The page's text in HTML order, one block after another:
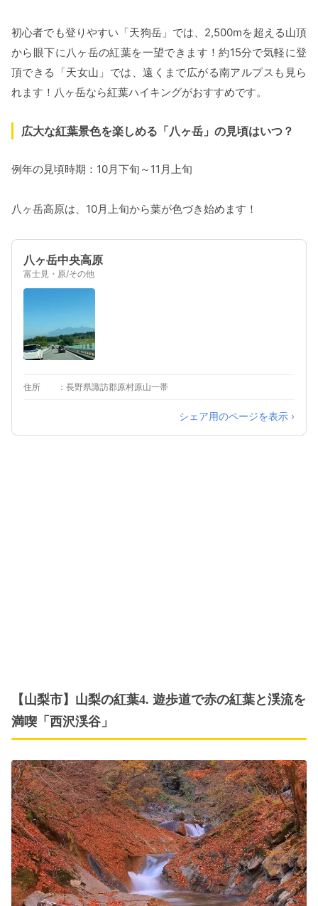
初心者でも登りやすい「天狗岳」では、2,500mを超える山頂
から眼下に八ヶ岳の紅葉を一望できます！約15分で気軽に登
頂できる「天女山」では、遠くまで広がる南アルプスも見ら
れます！八ヶ岳なら紅葉ハイキングがおすすめです。
広大な紅葉景色を楽しめる「八ヶ岳」の見頃はいつ？
例年の見頃時期：10月下旬～11月上旬
八ヶ岳高原は、10月上旬から葉が色づき始めます！
八ヶ岳中央高原
富士見・原/その他
住所 長野県諏訪郡原村原山一帯
シェア用のページを表示 ›
【山梨市】山梨の紅葉4. 遊歩道で赤の紅葉と渓流を
満喫「西沢渓谷」